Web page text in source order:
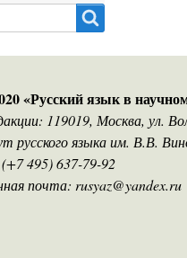
«Русский язык в
119019, Москва, ул.
русского языка им. В.В.
495) 637-79-92
почта: rusyaz@yandex.ru